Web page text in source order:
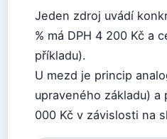
Jeden zdroj uvádí
% má DPH 4 200 Kč a
příkladu).
U mezd je princip
upraveného základu)
000 Kč v závislosti na